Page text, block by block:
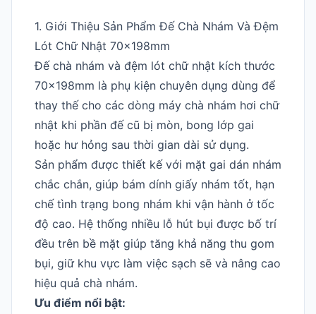
1. Giới Thiệu Sản Phẩm Đế Chà Nhám Và Đệm
Lót Chữ Nhật 70x198mm
Đế chà nhám và đệm lót chữ nhật kích thước
70x198mm là phụ kiện chuyên dụng dùng để
thay thế cho các dòng máy chà nhám hơi chữ
nhật khi phần đế cũ bị mòn, bong lớp gai
hoặc hư hỏng sau thời gian dài sử dụng.
Sản phẩm được thiết kế với mặt gai dán nhám
chắc chắn, giúp bám dính giấy nhám tốt, hạn
chế tình trạng bong nhám khi vận hành ở tốc
độ cao. Hệ thống nhiều lỗ hút bụi được bố trí
đều trên bề mặt giúp tăng khả năng thu gom
bụi, giữ khu vực làm việc sạch sẽ và nâng cao
hiệu quả chà nhám.
Ưu điểm nổi bật: